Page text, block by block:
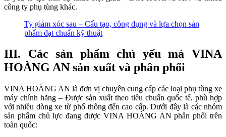
công ty phụ tùng khác.
Ty giảm xóc sau – Cấu tạo, công dụng và lựa chọn sản
phẩm đạt chuẩn kỹ thuật
III. Các sản phẩm chủ yếu mà VINA
HOÀNG AN sản xuất và phân phối
VINA HOÀNG AN là đơn vị chuyên cung cấp các loại phụ tùng xe
máy chính hãng – Được sản xuất theo tiêu chuẩn quốc tế, phù hợp
với nhiều dòng xe từ phổ thông đến cao cấp. Dưới đây là các nhóm
sản phẩm chủ lực đang được VINA HOÀNG AN phân phối trên
toàn quốc: